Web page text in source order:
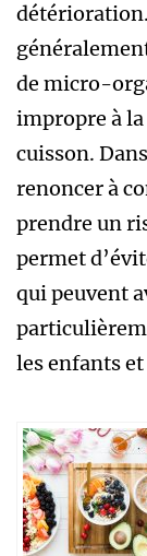
de micro-
impropre à
cuisson.
renoncer à
prendre un
permet
qui peuvent
les enfants et